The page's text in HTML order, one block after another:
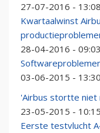
27-07-2016 - 13:08
Kwartaalwinst
28-04-2016 - 09:03
03-06-2015 - 13:30
'Airbus stortte
23-05-2015 - 10:15
Eerste testvlucht